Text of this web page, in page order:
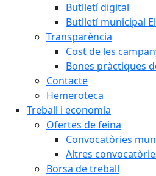
Butlletí digital
Butlletí municipal
Transparència
Cost de les
Bones pràctiques
Contacte
Hemeroteca
Treball i economia
Ofertes de feina
Convocatòries
Altres
Borsa de treball